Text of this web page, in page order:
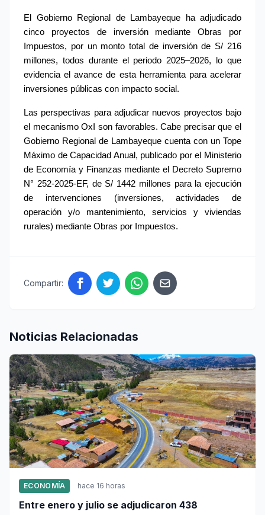
El Gobierno Regional de Lambayeque ha adjudicado
cinco proyectos de inversión mediante Obras por
Impuestos, por un monto total de inversión de S/ 216
millones, todos durante el periodo 2025–2026, lo que
evidencia el avance de esta herramienta para acelerar
inversiones públicas con impacto social.
Las perspectivas para adjudicar nuevos proyectos bajo
el mecanismo OxI son favorables. Cabe precisar que el
Gobierno Regional de Lambayeque cuenta con un Tope
Máximo de Capacidad Anual, publicado por el Ministerio
de Economía y Finanzas mediante el Decreto Supremo
N° 252-2025-EF, de S/ 1442 millones para la ejecución
de intervenciones (inversiones, actividades de
operación y/o mantenimiento, servicios y viviendas
rurales) mediante Obras por Impuestos.
Compartir:
Noticias Relacionadas
ECONOMÍA hace 16 horas
Entre enero y julio se adjudicaron 438